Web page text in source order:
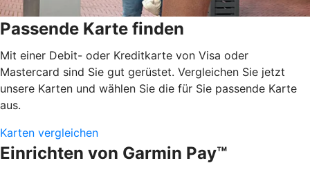
Passende Karte finden
Mit einer Debit- oder Kreditkarte von Visa oder
Mastercard sind Sie gut gerüstet. Vergleichen Sie jetzt
unsere Karten und wählen Sie die für Sie passende Karte
aus.
Karten vergleichen
Einrichten von Garmin Pay™